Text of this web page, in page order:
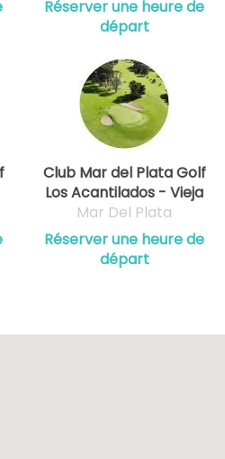
Réserver une heure de
départ
Club Mar del Plata Golf
Los Acantilados - Vieja
Mar Del Plata
Réserver une heure de
départ